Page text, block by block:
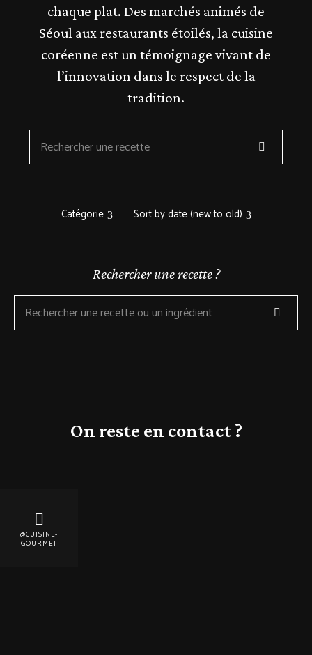
chaque plat. Des marchés animés de
Séoul aux restaurants étoilés, la cuisine
coréenne est un témoignage vivant de
l’innovation dans le respect de la
tradition.
Catégorie Sort by date (new to old)
Rechercher une recette ?
On reste en contact ?
@CUISINE-
GOURMET